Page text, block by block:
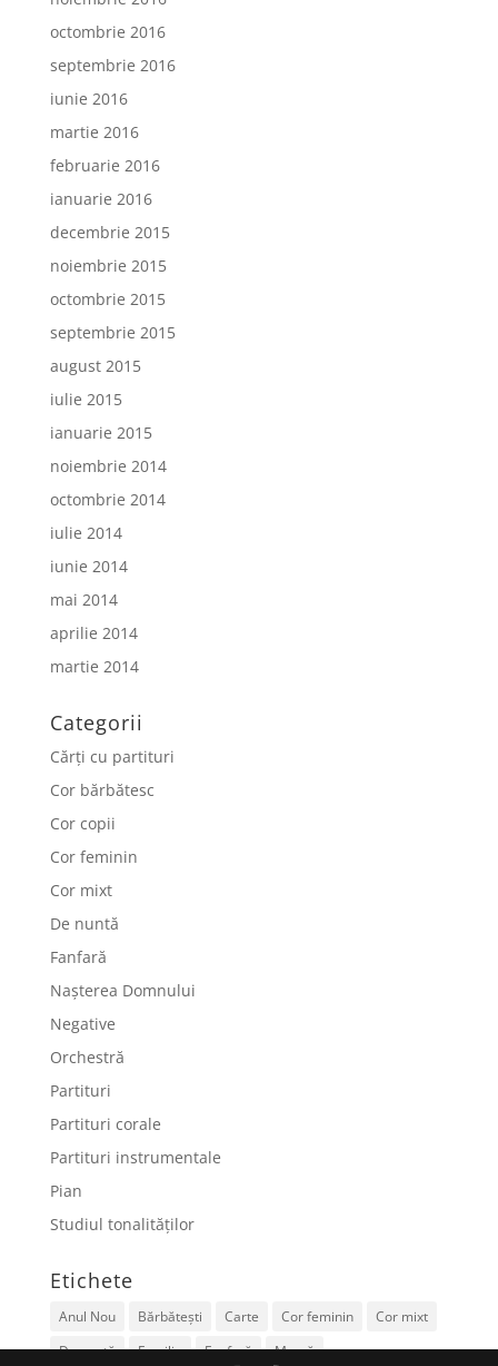
octombrie 2016
septembrie 2016
iunie 2016
martie 2016
februarie 2016
ianuarie 2016
decembrie 2015
noiembrie 2015
octombrie 2015
septembrie 2015
august 2015
iulie 2015
ianuarie 2015
noiembrie 2014
octombrie 2014
iulie 2014
iunie 2014
mai 2014
aprilie 2014
martie 2014
Categorii
Cărți cu partituri
Cor bărbătesc
Cor copii
Cor feminin
Cor mixt
De nuntă
Fanfară
Nașterea Domnului
Negative
Orchestră
Partituri
Partituri corale
Partituri instrumentale
Pian
Studiul tonalităților
Etichete
Anul Nou Bărbătești Carte Cor feminin
Cor mixt
De nuntă
Familie Fanfară Mamă